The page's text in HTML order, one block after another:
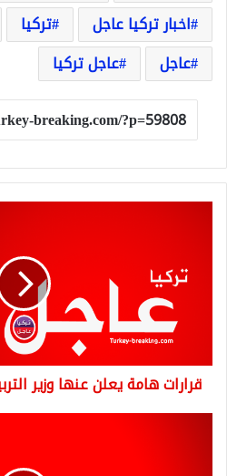
اخبار تركيا عاجل
تركيا
عاجل
عاجل تركيا
المدارس
قرارات هامة يعلن عنها وزير